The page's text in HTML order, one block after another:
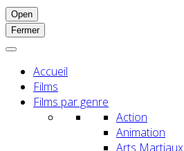
Open
Fermer
Accueil
Films
Films par genre
Action
Animation
Arts Martiaux